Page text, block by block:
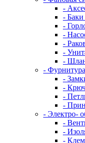
-
-
-
-
-
-
-
-
-
-
-
-
- Электро-
-
-
-